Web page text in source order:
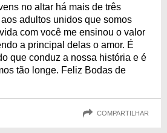
no altar há mais de três
adultos unidos que somos
com você me ensinou o valor
a principal delas o amor. É
que conduz a nossa história e é
tão longe. Feliz Bodas de
COMPARTILHAR